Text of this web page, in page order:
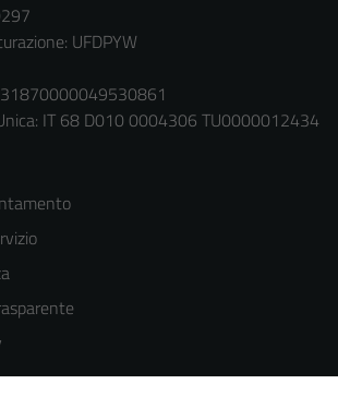
UFDPYW
IT 68 D010 0004306 TU0000012434